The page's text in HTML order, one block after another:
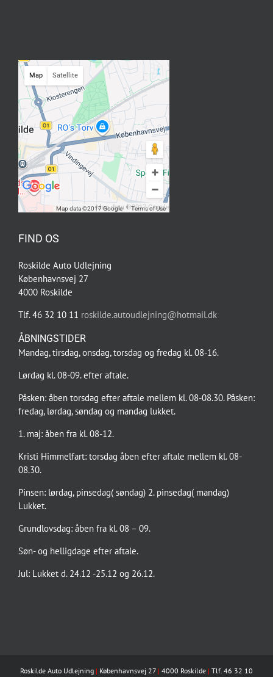
Map data ©2017 GoogleMap data ©2017 Google
Terms of Use
Map Satellite
FIND OS
Roskilde Auto Udlejning
Københavnsvej 27
4000 Roskilde
Tlf. 46 32 10 11 roskilde.autoudlejning@hotmail.dk
ÅBNINGSTIDER
Mandag, tirsdag, onsdag, torsdag og fredag kl. 08-16.
Lørdag kl. 08-09. efter aftale.
Påsken: åben torsdag efter aftale mellem kl. 08-08.30. Påsken:
fredag, lørdag, søndag og mandag lukket.
1. maj: åben fra kl. 08-12.
Kristi Himmelfart: torsdag åben efter aftale mellem kl. 08-
08.30.
Pinsen: lørdag, pinsedag( søndag) 2. pinsedag( mandag)
Lukket.
Grundlovsdag: åben fra kl. 08 – 09.
Søn- og helligdage efter aftale.
Jul: Lukket d. 24.12 -25.12 og 26.12.
Roskilde Auto Udlejning | Københavnsvej 27 | 4000 Roskilde | Tlf. 46 32 10